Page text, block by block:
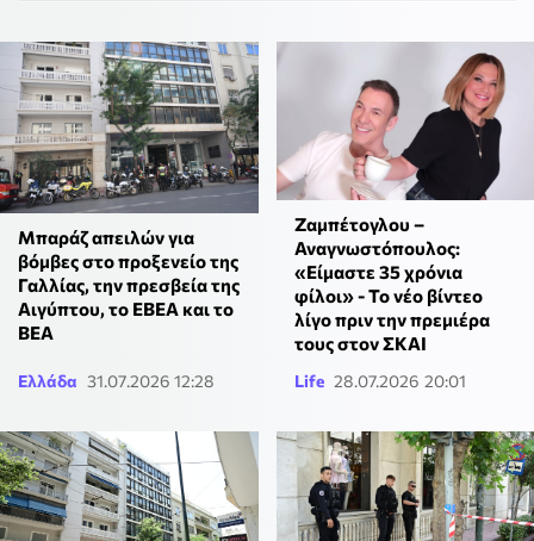
Μπαράζ απειλών για
βόμβες στο προξενείο της
Γαλλίας, την πρεσβεία της
Αιγύπτου, το ΕΒΕΑ και το
ΒΕΑ
Ελλάδα 31.07.2026 12:28
Ζαμπέτογλου –
Αναγνωστόπουλος:
«Είμαστε 35 χρόνια
φίλοι» - Το νέο βίντεο
λίγο πριν την πρεμιέρα
τους στον ΣΚΑΙ
Life 28.07.2026 20:01